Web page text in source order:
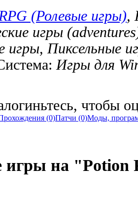
RPG (Ролевые игры),
игры
Пиксельные
Игры для
чтобы
(0)Патчи (0)Моды,
игры на "Potion